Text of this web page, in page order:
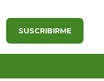
SUSCRIBIRME